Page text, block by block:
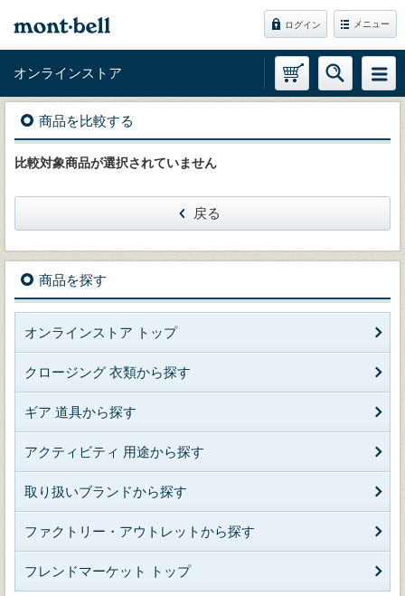
ログイン メニュー
オンラインストア
商品を比較する
比較対象商品が選択されていません
戻る
商品を探す
オンラインストア トップ
クロージング 衣類から探す
ギア 道具から探す
アクティビティ 用途から探す
取り扱いブランドから探す
ファクトリー・アウトレットから探す
フレンドマーケット トップ